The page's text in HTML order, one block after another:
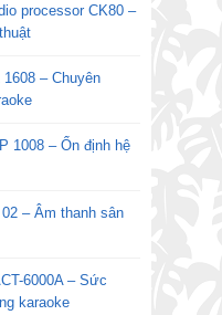
processor CK80 –
– Chuyên
1008 – Ổn định hệ
– Âm thanh sân
6000A – Sức
karaoke